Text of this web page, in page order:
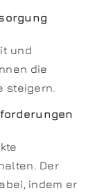
und
die
steigern.
Der
indem er